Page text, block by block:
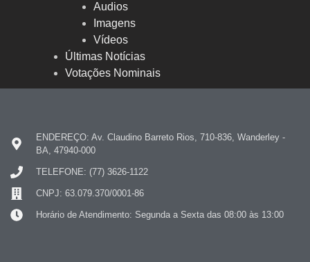
Audios
Imagens
Vídeos
Últimas Notícias
Votações Nominais
ENDEREÇO: Av. Claudino Barreto Rios, 710-836, Wanderley -
BA, 47940-000
TELEFONE: (77) 3626-1122
CNPJ: 63.079.370/0001-86
Horário de Atendimento: Segunda a Sexta das 08:00 às 13:00